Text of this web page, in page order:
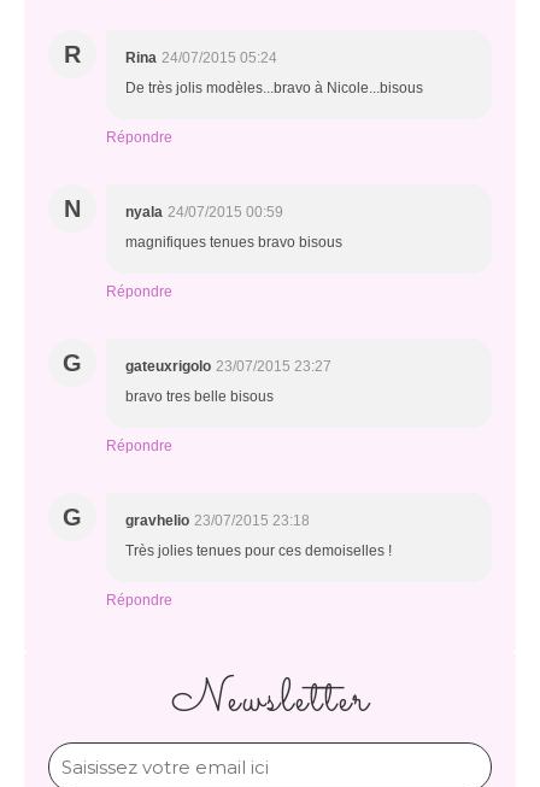
R Rina 24/07/2015 05:24
De très jolis modèles...bravo à Nicole...bisous
Répondre
N nyala 24/07/2015 00:59
magnifiques tenues bravo bisous
Répondre
G gateuxrigolo 23/07/2015 23:27
bravo tres belle bisous
Répondre
G gravhelio 23/07/2015 23:18
Très jolies tenues pour ces demoiselles !
Répondre
Newsletter